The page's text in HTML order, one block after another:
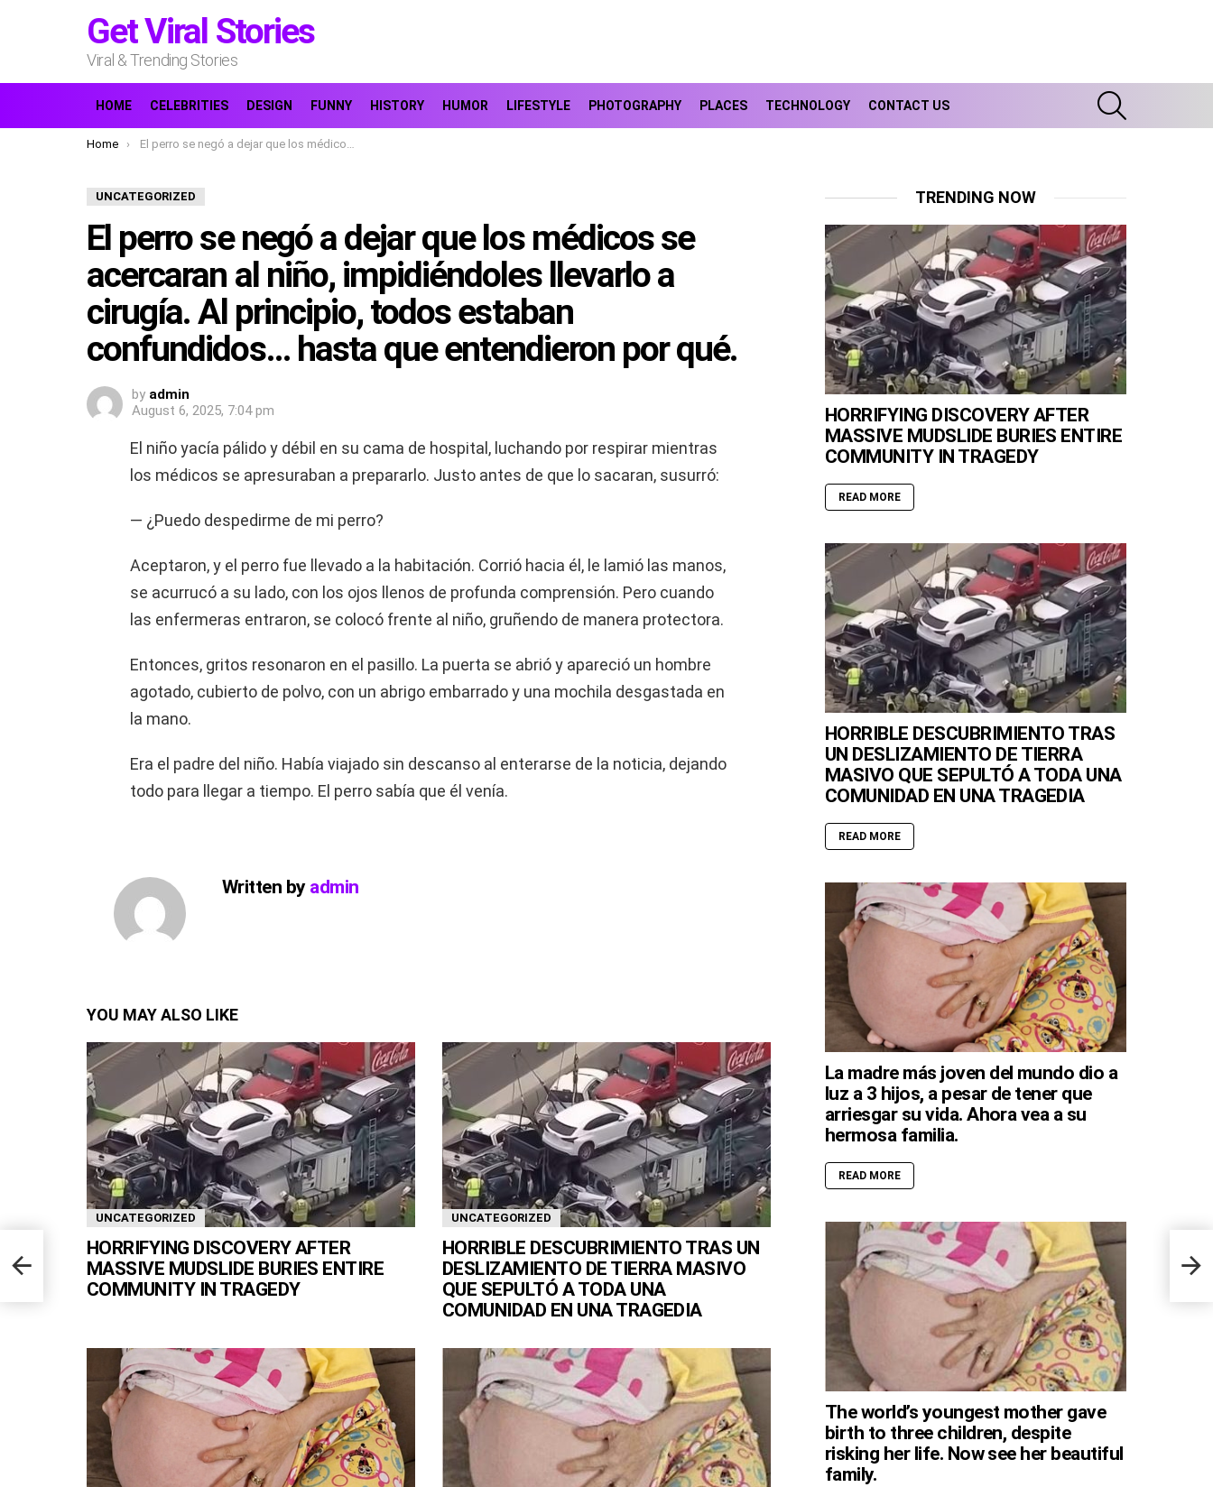
Get Viral Stories
Viral & Trending Stories
HOME CELEBRITIES DESIGN FUNNY HISTORY HUMOR LIFESTYLE PHOTOGRAPHY PLACES TECHNOLOGY CONTACT US
You are here:
Home El perro se negó a dejar que los médicos se acercaran al niño, impidiéndoles llevarlo a cirugía. Al principio, todos estaban confundidos… hasta que entendieron por qué.
UNCATEGORIZED
El perro se negó a dejar que los médicos se
acercaran al niño, impidiéndoles llevarlo a
cirugía. Al principio, todos estaban
confundidos… hasta que entendieron por qué.
by admin
August 6, 2025, 7:04 pm
El niño yacía pálido y débil en su cama de hospital, luchando por respirar mientras
los médicos se apresuraban a prepararlo. Justo antes de que lo sacaran, susurró:
— ¿Puedo despedirme de mi perro?
Aceptaron, y el perro fue llevado a la habitación. Corrió hacia él, le lamió las manos,
se acurrucó a su lado, con los ojos llenos de profunda comprensión. Pero cuando
las enfermeras entraron, se colocó frente al niño, gruñendo de manera protectora.
Entonces, gritos resonaron en el pasillo. La puerta se abrió y apareció un hombre
agotado, cubierto de polvo, con un abrigo embarrado y una mochila desgastada en
la mano.
Era el padre del niño. Había viajado sin descanso al enterarse de la noticia, dejando
todo para llegar a tiempo. El perro sabía que él venía.
Written by admin
YOU MAY ALSO LIKE
UNCATEGORIZED
HORRIFYING DISCOVERY AFTER
MASSIVE MUDSLIDE BURIES ENTIRE
COMMUNITY IN TRAGEDY
UNCATEGORIZED
HORRIBLE DESCUBRIMIENTO TRAS UN
DESLIZAMIENTO DE TIERRA MASIVO
QUE SEPULTÓ A TODA UNA
COMUNIDAD EN UNA TRAGEDIA
for
TRENDING NOW
HORRIFYING DISCOVERY AFTER
MASSIVE MUDSLIDE BURIES ENTIRE
COMMUNITY IN TRAGEDY
READ MORE
HORRIBLE DESCUBRIMIENTO TRAS
UN DESLIZAMIENTO DE TIERRA
MASIVO QUE SEPULTÓ A TODA UNA
COMUNIDAD EN UNA TRAGEDIA
READ MORE
La madre más joven del mundo dio a
luz a 3 hijos, a pesar de tener que
arriesgar su vida. Ahora vea a su
hermosa familia.
READ MORE
The world’s youngest mother gave
birth to three children, despite
risking her life. Now see her beautiful
family.